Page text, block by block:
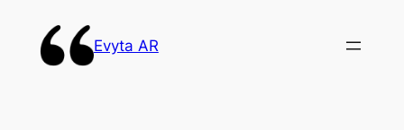
content
Evyta AR